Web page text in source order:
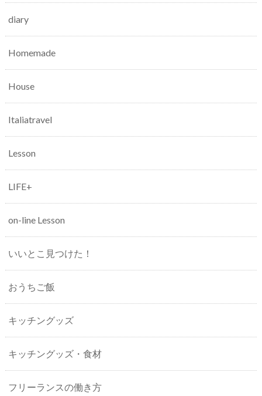
diary
Homemade
House
Italiatravel
Lesson
LIFE+
on-line Lesson
いいとこ見つけた！
おうちご飯
キッチングッズ
キッチングッズ・食材
フリーランスの働き方